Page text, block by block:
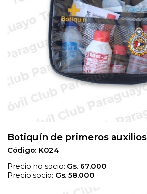
Botiquín de primeros auxilios
Código: K024
Precio no socio: Gs. 67.000
Precio socio: Gs. 58.000